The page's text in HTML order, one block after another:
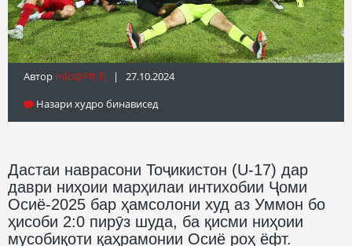
Автор Info@fft.tj | 27.10.2024
Назари худро бинависед
Дастаи наврасони Тоҷикистон (U-17) дар
даври ниҳоии марҳилаи интихобии Ҷоми
Осиё-2025 бар ҳамсолони худ аз Уммон бо
ҳисоби 2:0 пирӯз шуда, ба қисми ниҳоии
мусобиқоти қаҳрамонии Осиё роҳ ёфт.